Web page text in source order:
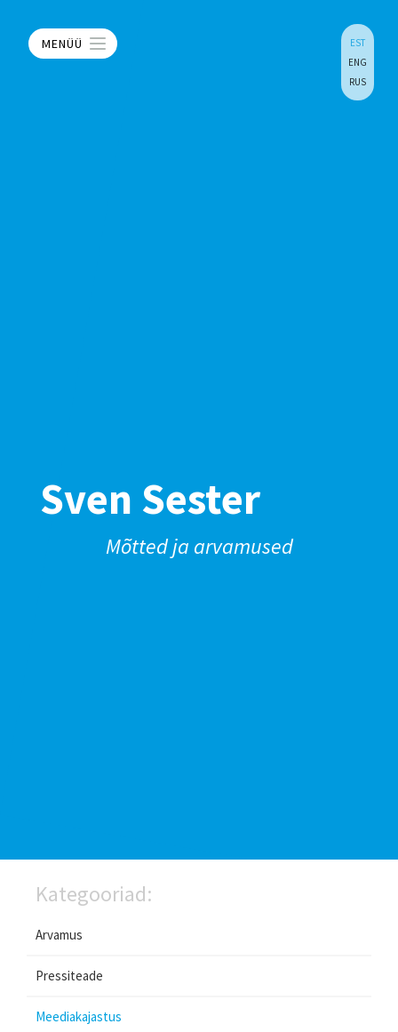
MENÜÜ
EST
ENG
RUS
Sven Sester
Mõtted ja arvamused
Kategooriad:
Arvamus
Pressiteade
Meediakajastus